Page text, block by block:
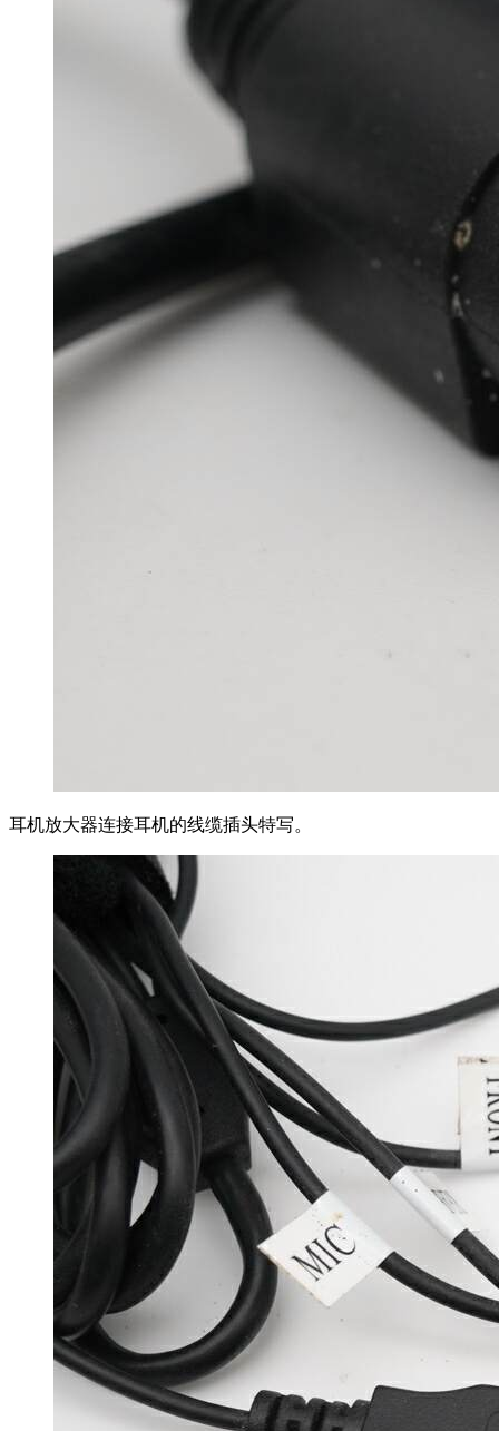
耳机放大器连接耳机的线缆插头特写。